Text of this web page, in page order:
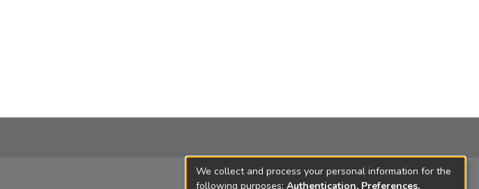
We collect and process your personal information for the
following purposes: Authentication, Preferences,